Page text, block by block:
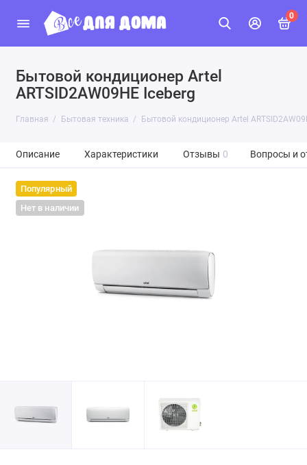
0
Бытовой кондиционер Artel
ARTSID2AW09HE Iceberg
Главная Бытовая техника Бытовой кондиционер Artel
Описание Характеристики Отзывы 0 Вопросы и
Популярный
Нет в наличии